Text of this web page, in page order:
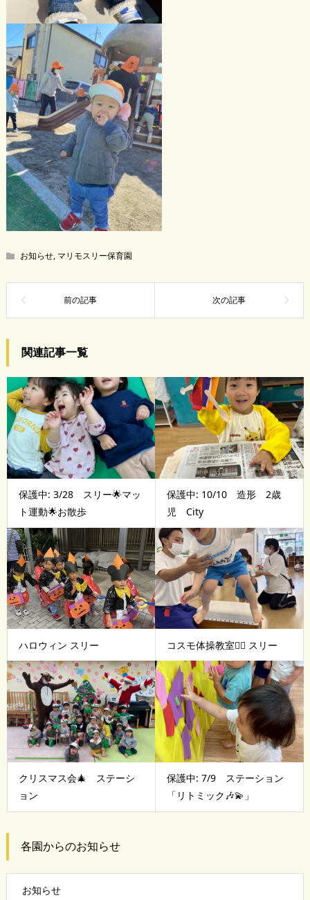
お知らせ, マリモスリー保育園
関連記事一覧
保護中: 3/28 スリー🌟マッ
ト運動🌟お散歩
保護中: 10/10 造形 2歳
児 City
ハロウィン スリー コスモ体操教室🤸‍♀️ スリー
クリスマス会🎄 ステーシ
ョン
保護中: 7/9 ステーション
「リトミック🎶💫」
各園からのお知らせ
お知らせ